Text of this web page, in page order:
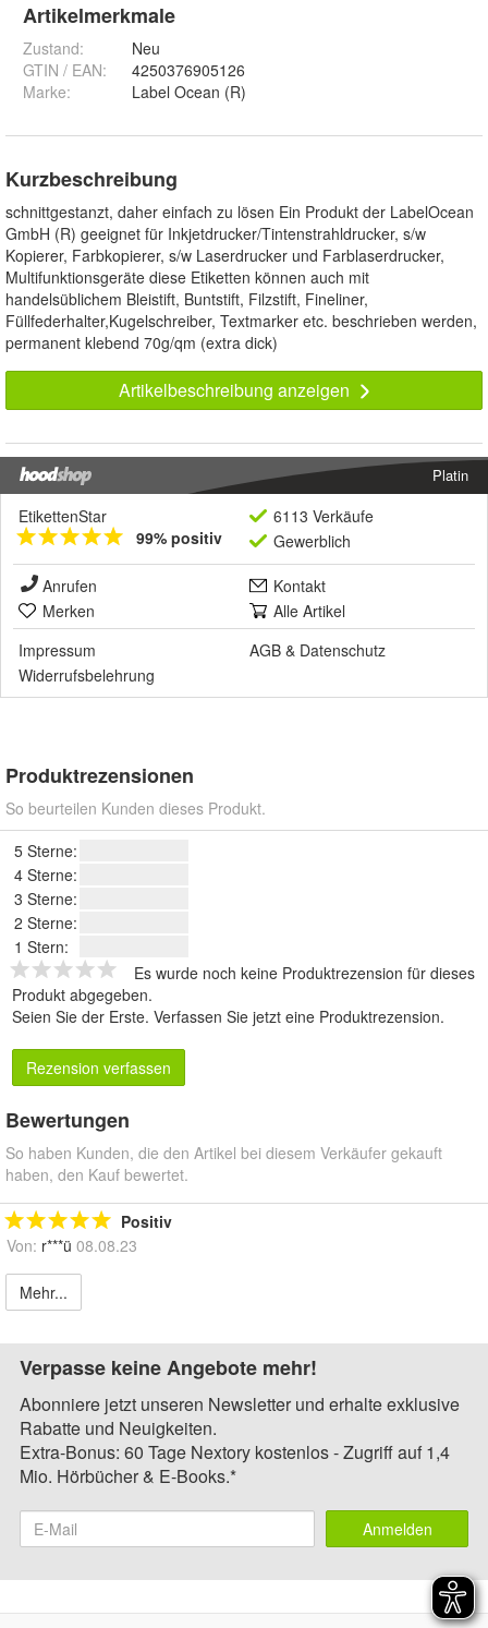
Artikelmerkmale
Zustand:
Neu
GTIN / EAN:
4250376905126
Marke:
Label Ocean (R)
Kurzbeschreibung
schnittgestanzt, daher einfach zu lösen Ein Produkt der LabelOcean
GmbH (R) geeignet für Inkjetdrucker/Tintenstrahldrucker, s/w
Kopierer, Farbkopierer, s/w Laserdrucker und Farblaserdrucker,
Multifunktionsgeräte diese Etiketten können auch mit
handelsüblichem Bleistift, Buntstift, Filzstift, Fineliner,
Füllfederhalter,Kugelschreiber, Textmarker etc. beschrieben werden,
permanent klebend 70g/qm (extra dick)
Artikelbeschreibung anzeigen
Platin
EtikettenStar
99% positiv
6113 Verkäufe
Gewerblich
Anrufen
Kontakt
Merken
Alle Artikel
Impressum
AGB & Datenschutz
Widerrufsbelehrung
Produktrezensionen
So beurteilen Kunden dieses Produkt.
5 Sterne:
4 Sterne:
3 Sterne:
2 Sterne:
1 Stern:
Es wurde noch keine Produktrezension für dieses
Produkt abgegeben.
Seien Sie der Erste. Verfassen Sie jetzt eine Produktrezension.
Rezension verfassen
Bewertungen
So haben Kunden, die den Artikel bei diesem Verkäufer gekauft
haben, den Kauf bewertet.
Positiv
Von: r***ü 08.08.23
Mehr...
Verpasse keine Angebote mehr!
Abonniere jetzt unseren Newsletter und erhalte exklusive
Rabatte und Neuigkeiten.
Extra-Bonus: 60 Tage Nextory kostenlos - Zugriff auf 1,4
Mio. Hörbücher & E-Books.*
Anmelden